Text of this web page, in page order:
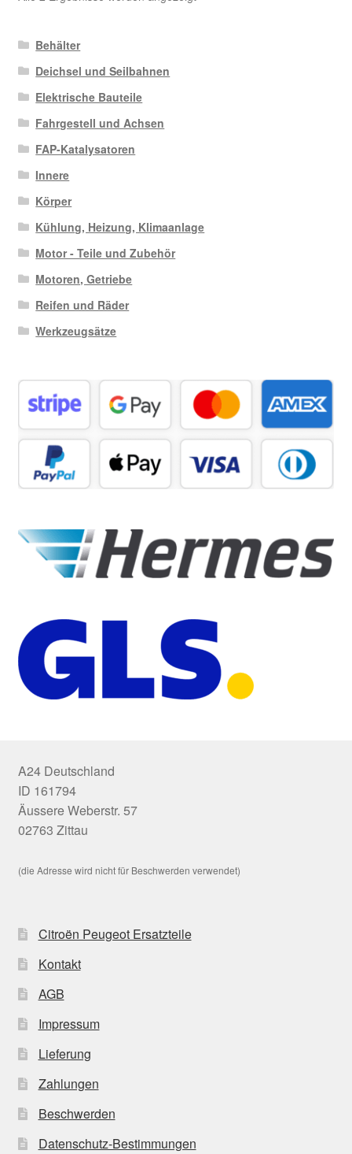
Behälter
Deichsel und Seilbahnen
Elektrische Bauteile
Fahrgestell und Achsen
FAP-Katalysatoren
Innere
Körper
Kühlung, Heizung, Klimaanlage
Motor - Teile und Zubehör
Motoren, Getriebe
Reifen und Räder
Werkzeugsätze
A24 Deutschland
ID 161794
Äussere Weberstr. 57
02763 Zittau
(die Adresse wird nicht für Beschwerden verwendet)
Citroën Peugeot Ersatzteile
Kontakt
AGB
Impressum
Lieferung
Zahlungen
Beschwerden
Datenschutz-Bestimmungen